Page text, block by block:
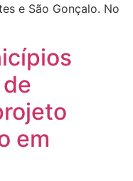
e São Gonçalo. No
em